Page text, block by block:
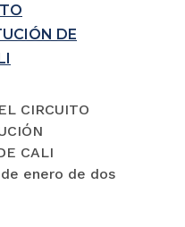
DE
CIRCUITO
CALI
enero de dos